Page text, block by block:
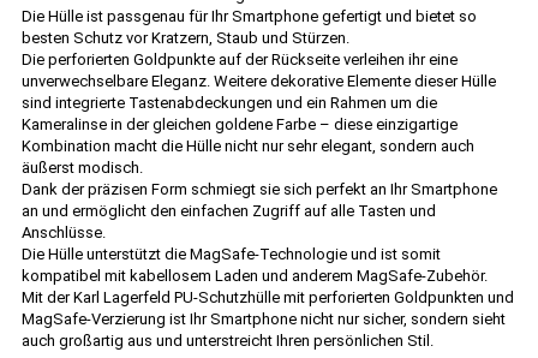
Die Hülle ist passgenau für Ihr Smartphone gefertigt und bietet so
besten Schutz vor Kratzern, Staub und Stürzen.
Die perforierten Goldpunkte auf der Rückseite verleihen ihr eine
unverwechselbare Eleganz. Weitere dekorative Elemente dieser Hülle
sind integrierte Tastenabdeckungen und ein Rahmen um die
Kameralinse in der gleichen goldene Farbe – diese einzigartige
Kombination macht die Hülle nicht nur sehr elegant, sondern auch
äußerst modisch.
Dank der präzisen Form schmiegt sie sich perfekt an Ihr Smartphone
an und ermöglicht den einfachen Zugriff auf alle Tasten und
Anschlüsse.
Die Hülle unterstützt die MagSafe-Technologie und ist somit
kompatibel mit kabellosem Laden und anderem MagSafe-Zubehör.
Mit der Karl Lagerfeld PU-Schutzhülle mit perforierten Goldpunkten und
MagSafe-Verzierung ist Ihr Smartphone nicht nur sicher, sondern sieht
auch großartig aus und unterstreicht Ihren persönlichen Stil.